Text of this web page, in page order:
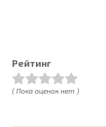
Рейтинг
( Пока оценок нет )